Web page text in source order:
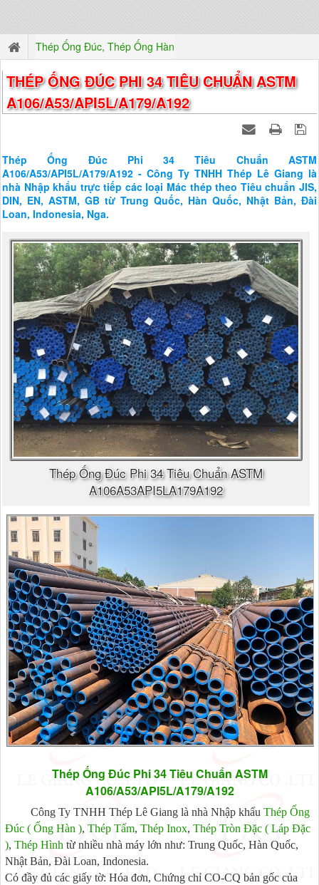
Thép Ống Đúc, Thép Ống Hàn
THÉP ỐNG ĐÚC PHI 34 TIÊU CHUẨN ASTM
A106/A53/API5L/A179/A192
Thép Ống Đúc Phi 34 Tiêu Chuẩn ASTM
A106/A53/API5L/A179/A192 - Công Ty TNHH Thép Lê Giang là
nhà Nhập khẩu trực tiếp các loại Mác thép theo Tiêu chuẩn JIS,
DIN, EN, ASTM, GB từ Trung Quốc, Hàn Quốc, Nhật Bản, Đài
Loan, Indonesia, Nga.
Thép Ống Đúc Phi 34 Tiêu Chuẩn ASTM
A106A53API5LA179A192
Thép Ống Đúc Phi 34 Tiêu Chuẩn ASTM
A106/A53/API5L/A179/A192
Công Ty TNHH Thép Lê Giang là nhà Nhập khẩuThép Ống
Đúc ( Ống Hàn ),Thép Tấm,Thép Inox,Thép Tròn Đặc ( Láp Đặc
),Thép Hình từ nhiều nhà máy lớn như: Trung Quốc, Hàn Quốc,
Nhật Bản, Đài Loan, Indonesia.
Có đầy đủ các giấy tờ: Hóa đơn, Chứng chỉ CO-CQ bản gốc của